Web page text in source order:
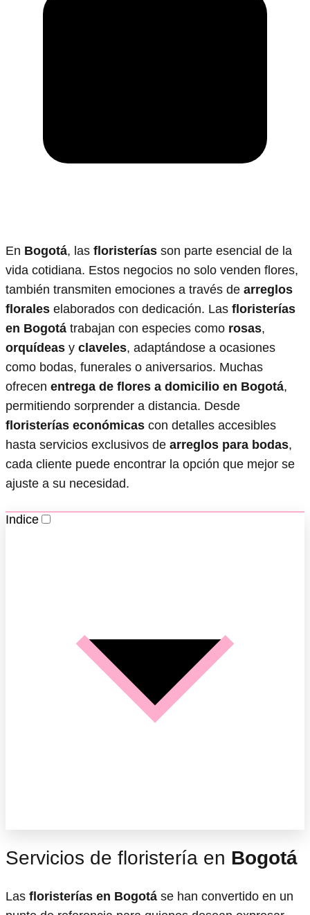
En Bogotá, las floristerías son parte esencial de la
vida cotidiana. Estos negocios no solo venden flores,
también transmiten emociones a través de arreglos
florales elaborados con dedicación. Las floristerías
en Bogotá trabajan con especies como rosas,
orquídeas y claveles, adaptándose a ocasiones
como bodas, funerales o aniversarios. Muchas
ofrecen entrega de flores a domicilio en Bogotá,
permitiendo sorprender a distancia. Desde
floristerías económicas con detalles accesibles
hasta servicios exclusivos de arreglos para bodas,
cada cliente puede encontrar la opción que mejor se
ajuste a su necesidad.
Indice
Servicios de floristería en Bogotá
Las floristerías en Bogotá se han convertido en un